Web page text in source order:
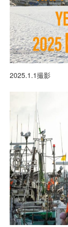
2025.1.1撮影